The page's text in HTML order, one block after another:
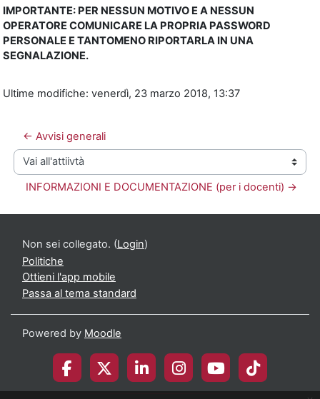
IMPORTANTE: PER NESSUN MOTIVO E A NESSUN
OPERATORE COMUNICARE LA PROPRIA PASSWORD
PERSONALE E TANTOMENO RIPORTARLA IN UNA
SEGNALAZIONE.
Ultime modifiche: venerdì, 23 marzo 2018, 13:37
← Avvisi generali
Vai all'attiivtà
INFORMAZIONI E DOCUMENTAZIONE (per i docenti) →
Non sei collegato. (Login)
Politiche
Ottieni l'app mobile
Passa al tema standard
Powered by Moodle